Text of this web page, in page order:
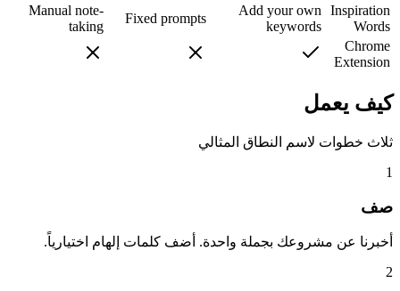
Inspiration
Words
Add your own
keywords
Fixed prompts
Manual note-
taking
Chrome
Extension
كيف يعمل
ثلاث خطوات لاسم النطاق المثالي
1
صف
أخبرنا عن مشروعك بجملة واحدة. أضف كلمات إلهام اختيارياً.
2